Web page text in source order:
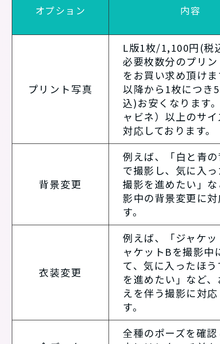
オプション 内容
プリント写真
L版1枚/1,100円(税
必要枚数分のプリ
をお買い求め頂け
以降から1枚につき
込)お安くなります
ャビネ）以上のサ
対応しております。
背景変更
例えば、「白と青
で撮影し、気に入
撮影を進めたい」
影中の背景変更に
す。
衣装変更
例えば、「ジャケ
ャケットBを撮影中
て、気に入ったほ
を進めたい」など
えを伴う撮影に対
す。
全種のポーズを確